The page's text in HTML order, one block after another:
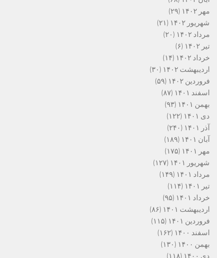
مهر ۱۴۰۲
(۲۹)
شهریور ۱۴۰۲
(۲۱)
مرداد ۱۴۰۲
(۲۰)
تیر ۱۴۰۲
(۶)
خرداد ۱۴۰۲
(۱۴)
اردیبهشت ۱۴۰۲
(۳۰)
فروردین ۱۴۰۲
(۵۹)
اسفند ۱۴۰۱
(۸۷)
بهمن ۱۴۰۱
(۹۳)
دی ۱۴۰۱
(۱۲۲)
آذر ۱۴۰۱
(۲۴۰)
آبان ۱۴۰۱
(۱۸۹)
مهر ۱۴۰۱
(۱۷۵)
شهریور ۱۴۰۱
(۱۲۷)
مرداد ۱۴۰۱
(۱۴۹)
تیر ۱۴۰۱
(۱۱۴)
خرداد ۱۴۰۱
(۹۵)
اردیبهشت ۱۴۰۱
(۸۶)
فروردین ۱۴۰۱
(۱۱۵)
اسفند ۱۴۰۰
(۱۶۲)
بهمن ۱۴۰۰
(۱۳۰)
دی ۱۴۰۰
(۱۱۸)